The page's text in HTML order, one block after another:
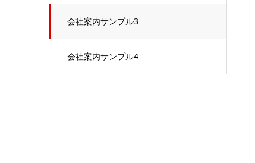
会社案内サンプル3
会社案内サンプル4